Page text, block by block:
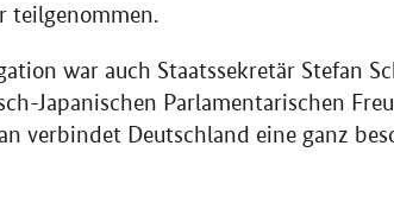
teilgenommen.
war auch Staatssekretär Stefan
Japanischen Parlamentarischen
verbindet Deutschland eine ganz